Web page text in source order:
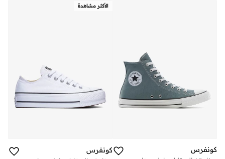
كونفرس
الأكثر مشاهدة
كونفرس